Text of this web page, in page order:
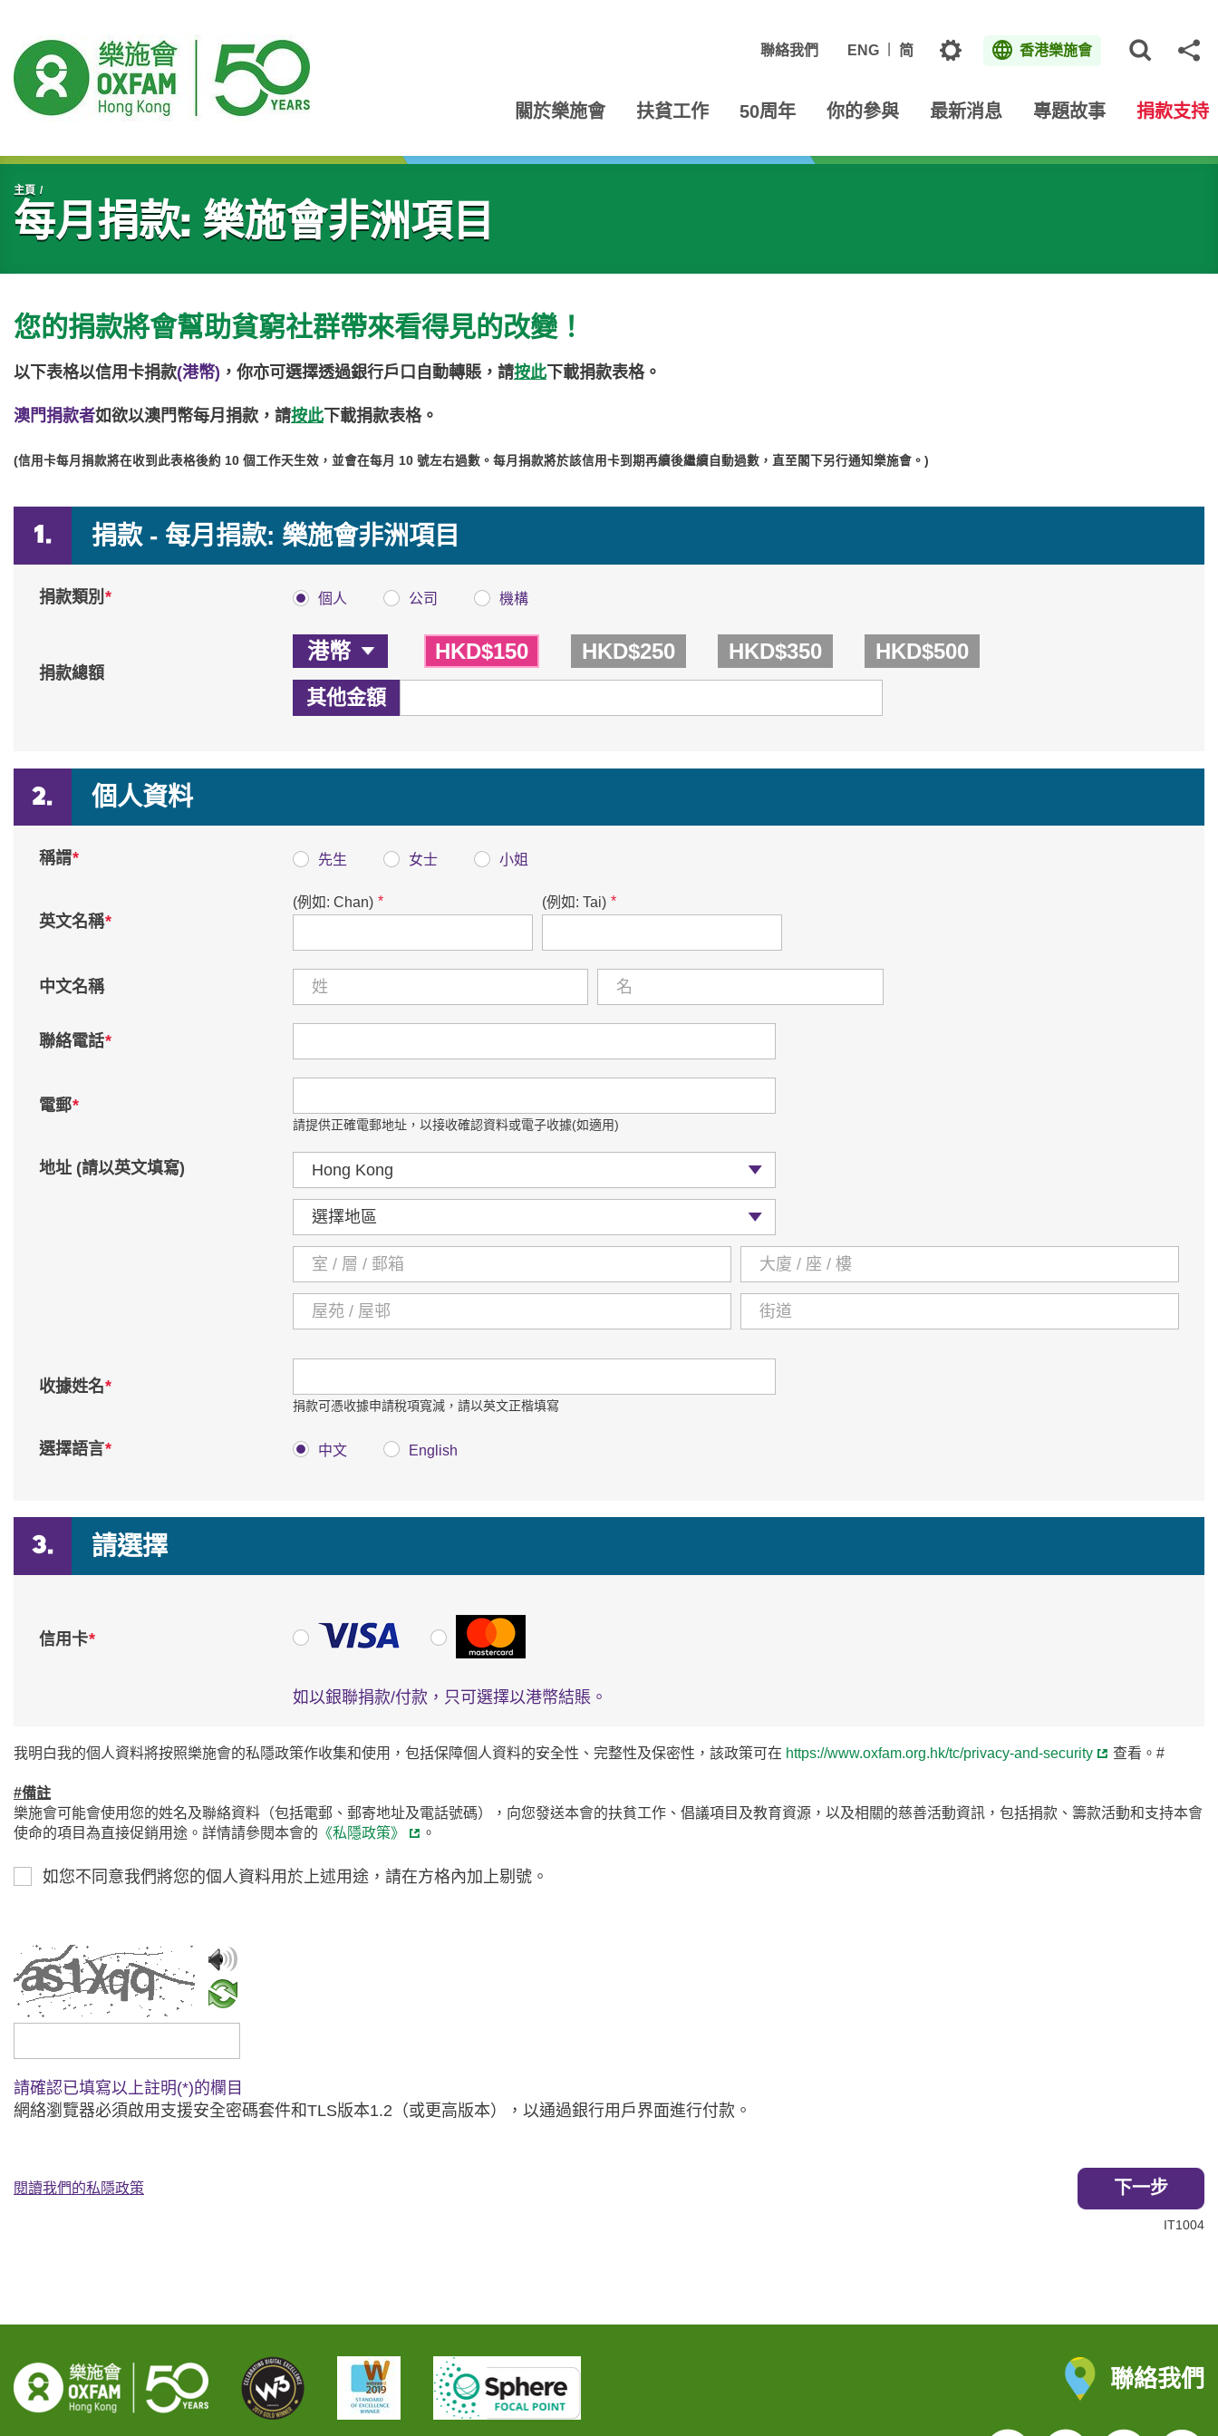
聯絡我們 ENG 简 主題 香港樂施會
關於樂施會 扶貧工作 50周年 你的參與 最新消息 專題故事 捐款支持
開始主要內容
主頁
每月捐款: 樂施會非洲項目
您的捐款將會幫助貧窮社群帶來看得見的改變！
以下表格以信用卡捐款(港幣) ，你亦可選擇透過銀行戶口自動轉賬，請按此下載捐款表格。
澳門捐款者如欲以澳門幣每月捐款，請按此下載捐款表格。
(信用卡每月捐款將在收到此表格後約 10 個工作天生效，並會在每月 10 號左右過數。每月捐款將於該信用卡到期再續後繼續自動過數，直至閣下另行通知樂施會。)
捐款 - 每月捐款: 樂施會非洲項目
捐款類別 * 個人 公司 機構
捐款總額
HKD$150 HKD$250 HKD$350 HKD$500
其他金額
個人資料
稱謂* 先生 女士 小姐
英文名稱*
(例如: Chan) * (例如: Tai) *
中文名稱
聯絡電話*
電郵*
請提供正確電郵地址，以接收確認資料或電子收據(如適用)
地址 (請以英文填寫)
收據姓名*
捐款可憑收據申請稅項寬減，請以英文正楷填寫
選擇語言* 中文 English
請選擇
信用卡*
如以銀聯捐款/付款，只可選擇以港幣結賬。
我明白我的個人資料將按照樂施會的私隱政策作收集和使用，包括保障個人資料的安全性、完整性及保密性，該政策可在 https://www.oxfam.org.hk/tc/privacy-and-security 查看。#
#備註
樂施會可能會使用您的姓名及聯絡資料（包括電郵、郵寄地址及電話號碼），向您發送本會的扶貧工作、倡議項目及教育資源，以及相關的慈善活動資訊，包括捐款、籌款活動和支持本會
使命的項目為直接促銷用途。詳情請參閱本會的 《私隱政策》 。
如您不同意我們將您的個人資料用於上述用途，請在方格內加上剔號。
請輸入驗證碼
請確認已填寫以上註明(*)的欄目
網絡瀏覽器必須啟用支援安全密碼套件和TLS版本1.2（或更高版本），以通過銀行用戶界面進行付款。
閱讀我們的私隱政策 下一步
IT1004
聯絡我們